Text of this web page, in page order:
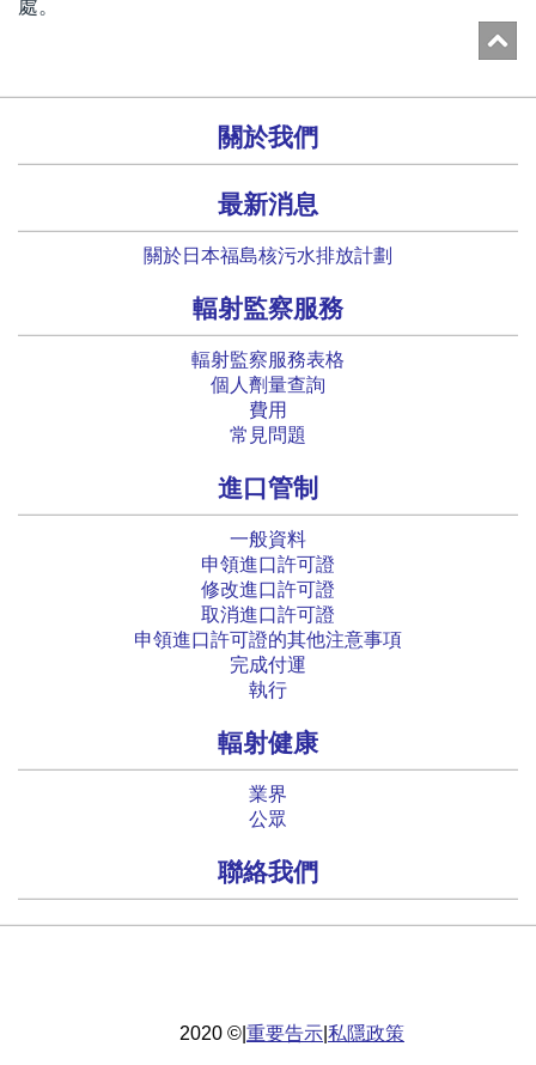
處。
關於我們
最新消息
關於日本福島核污水排放計劃
輻射監察服務
輻射監察服務表格
個人劑量查詢
費用
常見問題
進口管制
一般資料
申領進口許可證
修改進口許可證
取消進口許可證
申領進口許可證的其他注意事項
完成付運
執行
輻射健康
業界
公眾
聯絡我們
2020 © 重要告示 私隱政策